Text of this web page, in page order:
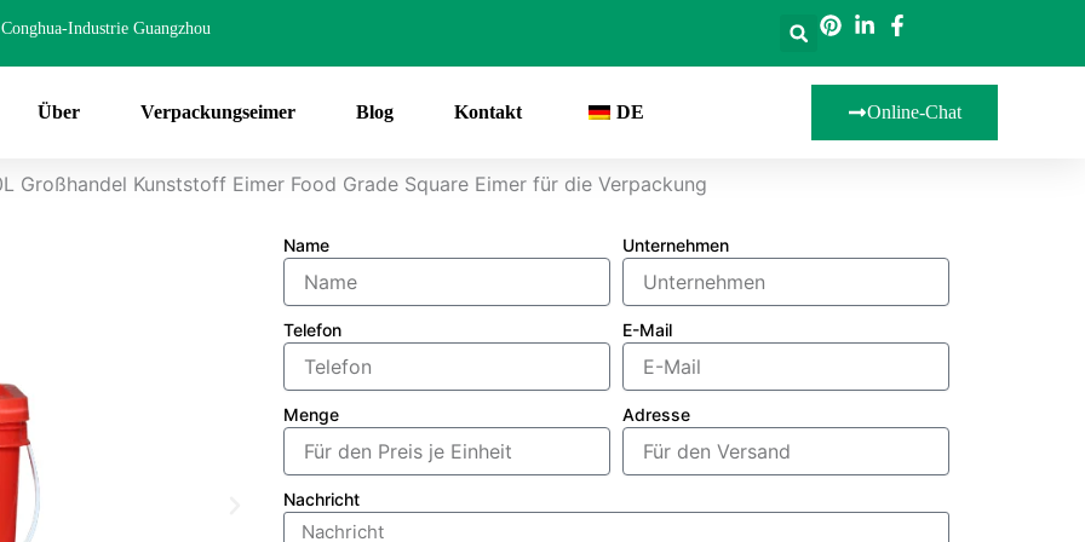
Conghua-Industrie Guangzhou
Über Verpackungseimer Blog Kontakt DE Online-Chat
Großhandel Kunststoff Eimer Food Grade Square Eimer für die Verpackung
Name Unternehmen
Telefon E-Mail
Menge Adresse
Nachricht